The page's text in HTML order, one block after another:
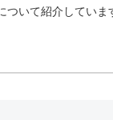
ついて紹介していま